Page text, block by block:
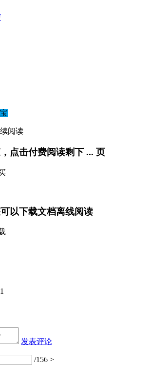
阅读
点击付费阅读剩下 ... 页
以下载文档离线阅读
1
发表评论
/156 >